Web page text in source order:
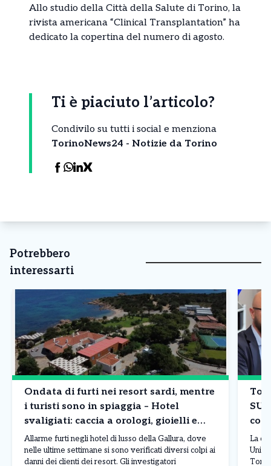
Allo studio della Città della Salute di Torino, la
rivista americana “Clinical Transplantation” ha
dedicato la copertina del numero di agosto.
Ti è piaciuto l’articolo?
Condivilo su tutti i social e menziona
TorinoNews24 - Notizie da Torino
Potrebbero
interessarti
Ondata di furti nei resort sardi, mentre
i turisti sono in spiaggia – Hotel
svaligiati: caccia a orologi, gioielli e
borse
Allarme furti negli hotel di lusso della Gallura, dove
nelle ultime settimane si sono verificati diversi colpi ai
danni dei clienti dei resort. Gli investigatori
La